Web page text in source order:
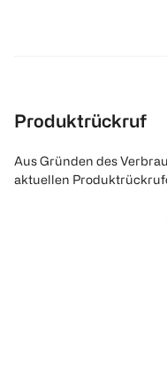
Produktrückruf
Aus Gründen des
aktuellen